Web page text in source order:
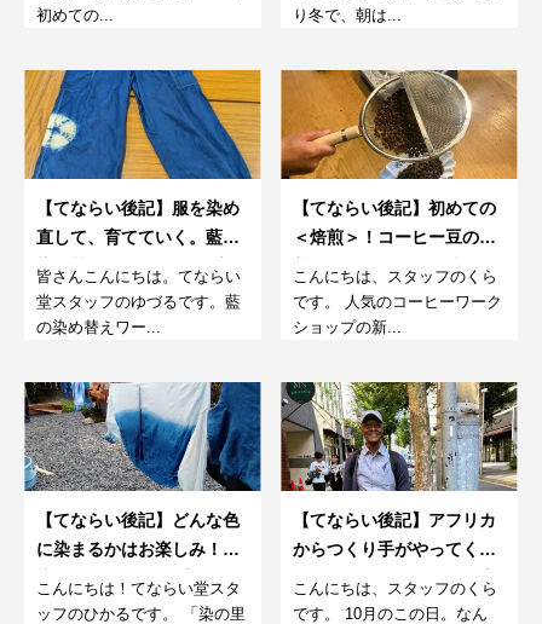
初めての...
り冬で、朝は...
【てならい後記】服を染め
直して、育てていく。藍の
染め替えワークショップ。
2024秋冬
皆さんこんにちは。てならい
堂スタッフのゆづるです。藍
の染め替えワー...
【てならい後記】初めての
＜焙煎＞！コーヒー豆の焙
煎を目の前で見て、味わう
ワークショップ。
こんにちは、スタッフのくら
です。 人気のコーヒーワーク
ショップの新...
【てならい後記】どんな色
に染まるかはお楽しみ！藍
染めワークショップ
こんにちは！てならい堂スタ
ッフのひかるです。 「染の里
【てならい後記】アフリカ
からつくり手がやってく
る！エフレムさんの、超貴
重なコーヒーのおはなし
こんにちは、スタッフのくら
です。 10月のこの日。なん